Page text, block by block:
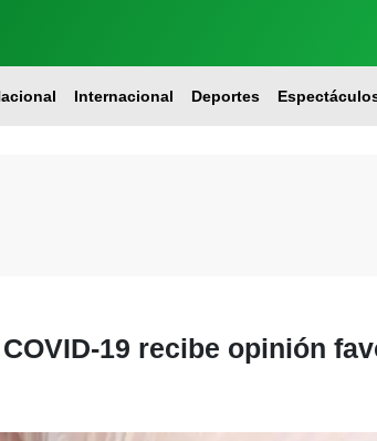
Internacional Deportes
19 recibe opinión